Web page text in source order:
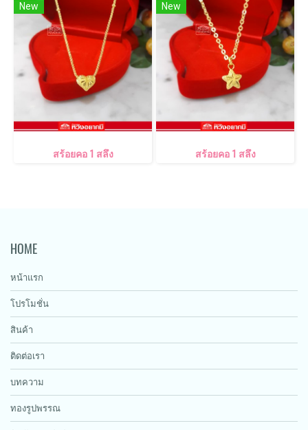
New
สร้อยคอ 1 สลึง
New
สร้อยคอ 1 สลึง
HOME
หน้าแรก
โปรโมชั่น
สินค้า
ติดต่อเรา
บทความ
ทองรูปพรรณ